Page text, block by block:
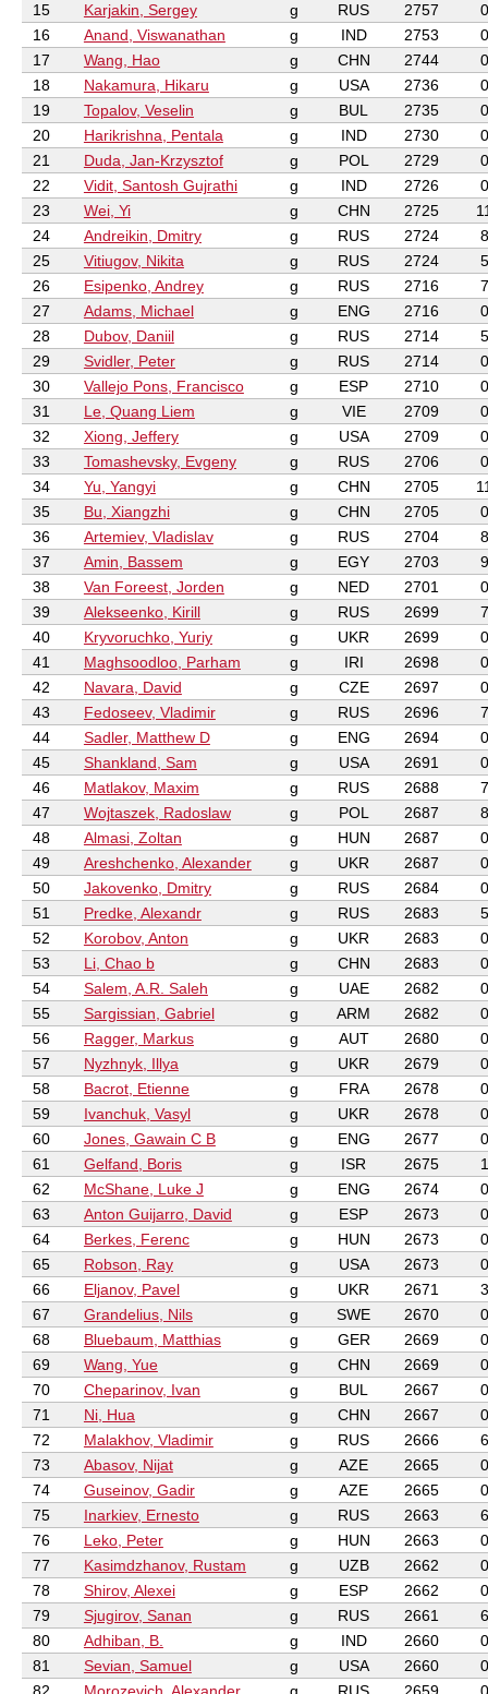
15
Karjakin, Sergey g RUS 2757
0
16
Anand, Viswanathan g IND 2753
0
17
Wang, Hao g CHN 2744
0
18
Nakamura, Hikaru g USA 2736
0
19
Topalov, Veselin g BUL 2735
0
20
Harikrishna, Pentala g IND 2730
0
21
Duda, Jan-Krzysztof g POL 2729
0
22
Vidit, Santosh Gujrathi g IND 2726
0
23
Wei, Yi g CHN 2725
24
Andreikin, Dmitry g RUS 2724
8
25
Vitiugov, Nikita g RUS 2724
5
26
Esipenko, Andrey g RUS 2716
7
27
Adams, Michael g ENG 2716
0
28
Dubov, Daniil g RUS 2714
5
29
Svidler, Peter g RUS 2714
0
30
Vallejo Pons, Francisco g ESP 2710
0
31
Le, Quang Liem g VIE 2709
0
32
Xiong, Jeffery g USA 2709
0
33
Tomashevsky, Evgeny g RUS 2706
0
34
Yu, Yangyi g CHN 2705
35
Bu, Xiangzhi g CHN 2705
0
36
Artemiev, Vladislav g RUS 2704
8
37
Amin, Bassem g EGY 2703
9
38
Van Foreest, Jorden g NED 2701
0
39
Alekseenko, Kirill g RUS 2699
7
40
Kryvoruchko, Yuriy g UKR 2699
0
41
Maghsoodloo, Parham g IRI 2698
0
42
Navara, David g CZE 2697
0
43
Fedoseev, Vladimir g RUS 2696
7
44
Sadler, Matthew D g ENG 2694
0
45
Shankland, Sam g USA 2691
0
46
Matlakov, Maxim g RUS 2688
7
47
Wojtaszek, Radoslaw g POL 2687
8
48
Almasi, Zoltan g HUN 2687
0
49
Areshchenko, Alexander g UKR 2687
0
50
Jakovenko, Dmitry g RUS 2684
0
51
Predke, Alexandr g RUS 2683
5
52
Korobov, Anton g UKR 2683
0
53
Li, Chao b g CHN 2683
0
54
Salem, A.R. Saleh g UAE 2682
0
55
Sargissian, Gabriel g ARM 2682
0
56
Ragger, Markus g AUT 2680
0
57
Nyzhnyk, Illya g UKR 2679
0
58
Bacrot, Etienne g FRA 2678
0
59
Ivanchuk, Vasyl g UKR 2678
0
60
Jones, Gawain C B g ENG 2677
0
61
Gelfand, Boris g ISR 2675
1
62
McShane, Luke J g ENG 2674
0
63
Anton Guijarro, David g ESP 2673
0
64
Berkes, Ferenc g HUN 2673
0
65
Robson, Ray g USA 2673
0
66
Eljanov, Pavel g UKR 2671
3
67
Grandelius, Nils g SWE 2670
0
68
Bluebaum, Matthias g GER 2669
0
69
Wang, Yue g CHN 2669
0
70
Cheparinov, Ivan g BUL 2667
0
71
Ni, Hua g CHN 2667
0
72
Malakhov, Vladimir g RUS 2666
6
73
Abasov, Nijat g AZE 2665
0
74
Guseinov, Gadir g AZE 2665
0
75
Inarkiev, Ernesto g RUS 2663
6
76
Leko, Peter g HUN 2663
0
77
Kasimdzhanov, Rustam g UZB 2662
0
78
Shirov, Alexei g ESP 2662
0
79
Sjugirov, Sanan g RUS 2661
6
80
Adhiban, B. g IND 2660
0
81
Sevian, Samuel g USA 2660
0